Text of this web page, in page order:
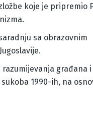
koje je pripremio
sa obrazovnim
građana i
1990-ih, na